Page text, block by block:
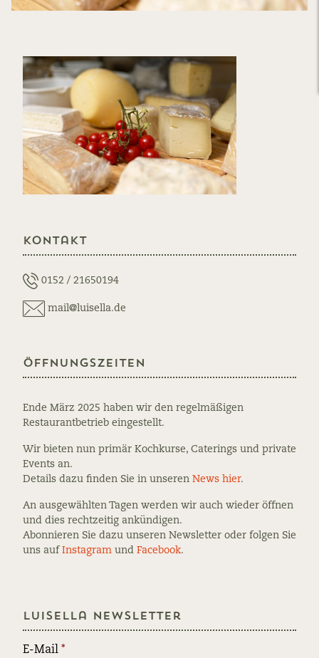
Kontakt
0152 / 21650194
mail@luisella.de
Öffnungszeiten
Ende März 2025 haben wir den regelmäßigen
Restaurantbetrieb eingestellt.
Wir bieten nun primär Kochkurse, Caterings und private
Events an.
Details dazu finden Sie in unseren News hier.
An ausgewählten Tagen werden wir auch wieder öffnen
und dies rechtzeitig ankündigen.
Abonnieren Sie dazu unseren Newsletter oder folgen Sie
uns auf Instagram und Facebook.
Luisella Newsletter
E-Mail *